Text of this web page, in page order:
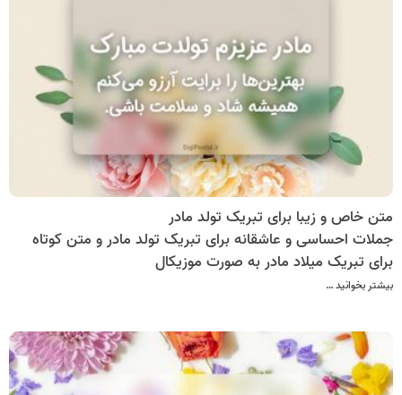
متن خاص و زیبا برای تبریک تولد مادر
جملات احساسی و عاشقانه برای تبریک تولد مادر و متن کوتاه
برای تبریک میلاد مادر به صورت موزیکال
بیشتر بخوانید …